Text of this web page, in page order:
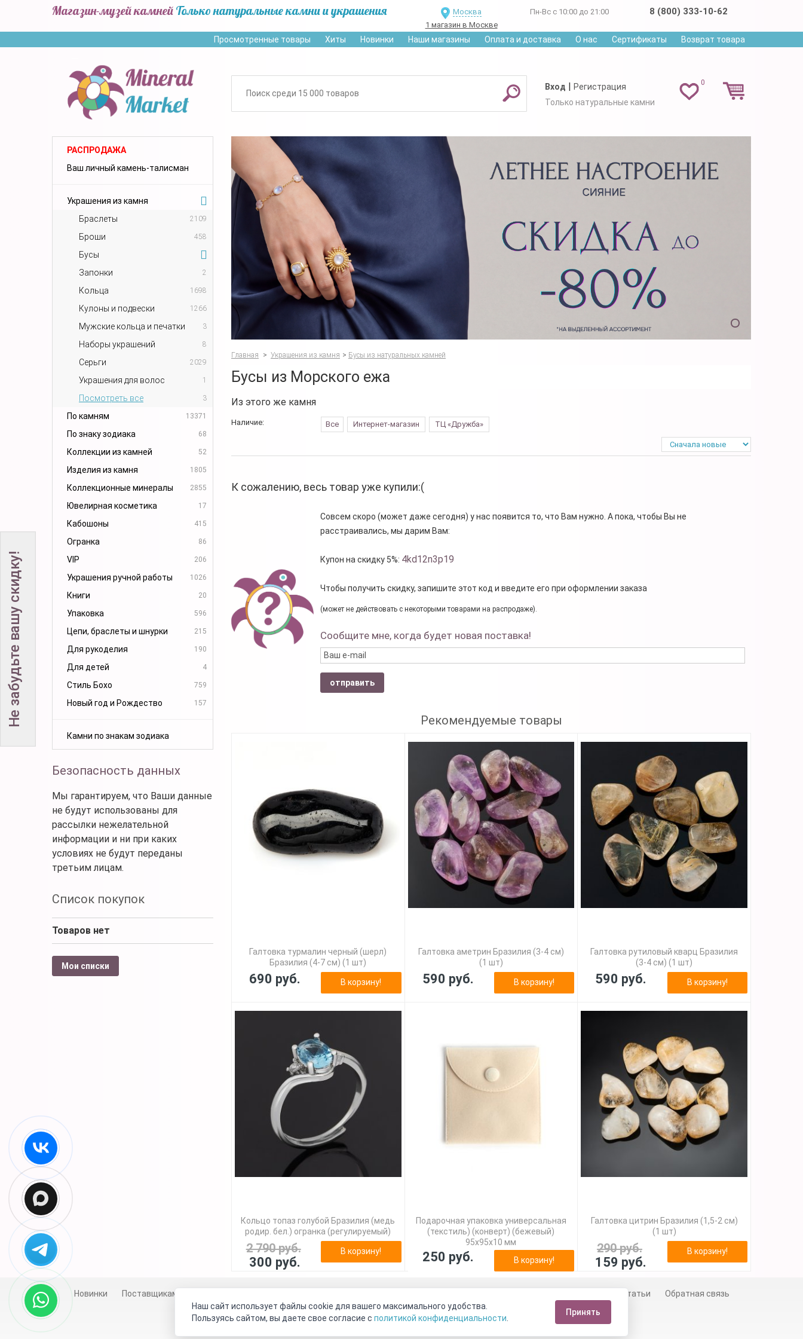
Магазин-музей камней Только натуральные камни и украшения
Москва
1 магазин в Москве
Пн-Вс с 10:00 до 21:00 8 (800) 333-10-62
Просмотренные товары Хиты Новинки Наши магазины Оплата и доставка О нас Сертификаты Возврат товара
0
Вход | Регистрация
Только натуральные камни
РАСПРОДАЖА
Ваш личный камень-талисман
Украшения из камня
Браслеты
2109
Броши 458
Бусы
Запонки
2
Кольца 1698
Кулоны и подвески 1266
Мужские кольца и печатки 3
Наборы украшений 8
Серьги 2029
Украшения для волос 1
Посмотреть все 3
По камням 13371
По знаку зодиака 68
Коллекции из камней 52
Изделия из камня 1805
Коллекционные минералы 2855
Ювелирная косметика 17
Кабошоны 415
Огранка 86
VIP 206
Украшения ручной работы 1026
Книги 20
Упаковка 596
Цепи, браслеты и шнурки 215
Для рукоделия 190
Для детей 4
Стиль Бохо 759
Новый год и Рождество 157
Камни по знакам зодиака
Безопасность данных
Мы гарантируем, что Ваши данные
не будут использованы для
рассылки нежелательной
информации и ни при каких
условиях не будут переданы
третьим лицам.
Список покупок
Товаров нет
Мои списки
Главная > Украшения из камня > Бусы из натуральных камней
Бусы из Морского ежа
Из этого же камня
Наличие: Все Интернет-магазин ТЦ «Дружба»
К сожалению, весь товар уже купили:(
Совсем скоро (может даже сегодня) у нас появится то, что Вам нужно. А пока, чтобы Вы не
расстраивались, мы дарим Вам:
Купон на скидку 5%: 4kd12n3p19
Чтобы получить скидку, запишите этот код и введите его при оформлении заказа
(может не действовать с некоторыми товарами на распродаже).
Сообщите мне, когда будет новая поставка!
отправить
Рекомендуемые товары
Галтовка турмалин черный (шерл)
Бразилия (4-7 см) (1 шт)
690 руб. В корзину!
Галтовка аметрин Бразилия (3-4 см)
(1 шт)
590 руб. В корзину!
Галтовка рутиловый кварц Бразилия
(3-4 см) (1 шт)
590 руб. В корзину!
Кольцо топаз голубой Бразилия (медь
родир. бел.) огранка (регулируемый)
2 790 руб.
300 руб.
В корзину!
Подарочная упаковка универсальная
(текстиль) (конверт) (бежевый)
95х95х10 мм
250 руб. В корзину!
Галтовка цитрин Бразилия (1,5-2 см)
(1 шт)
290 руб.
159 руб.
В корзину!
Не забудьте вашу скидку!
Новинки Поставщикам Статьи
Обратная связь
Видео о камнях
СОУТ Телеграм Max
Наш сайт использует файлы cookie для вашего максимального удобства.
Пользуясь сайтом, вы даете свое согласие с политикой конфиденциальности
Принять